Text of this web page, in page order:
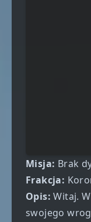
Misja: Brak
Frakcja:
Opis: Witaj.
swojego